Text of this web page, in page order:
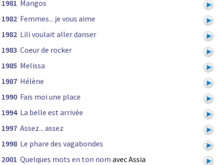
1981 Mangos
1982 Femmes... je vous aime
1982 Lili voulait aller danser
1983 Coeur de rocker
1985 Melissa
1987 Hélène
1990 Fais moi une place
1994 La belle est arrivée
1997 Assez... assez
1998 Le phare des vagabondes
2001 Quelques mots en ton nom avec Assia